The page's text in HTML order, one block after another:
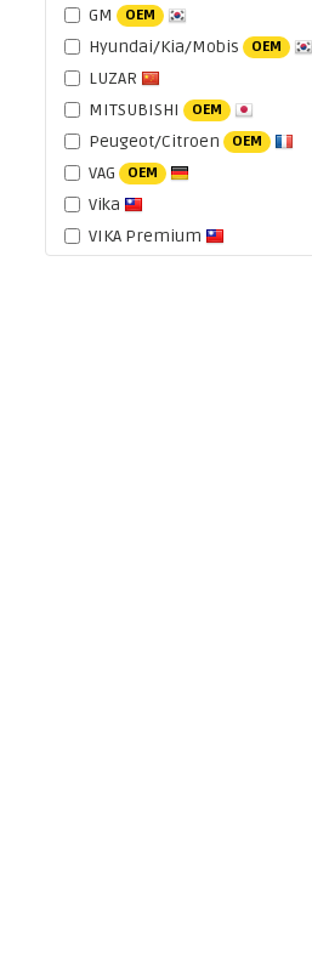
GM
OEM
Hyundai/Kia/Mobis OEM
LUZAR
MITSUBISHI
OEM
Peugeot/Citroen OEM
VAG OEM
Vika
VIKA Premium